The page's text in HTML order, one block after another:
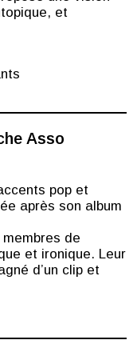
et
Asso
pop et
après son album
de
et ironique. Leur
d’un clip et